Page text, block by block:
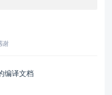
谢
编译文档